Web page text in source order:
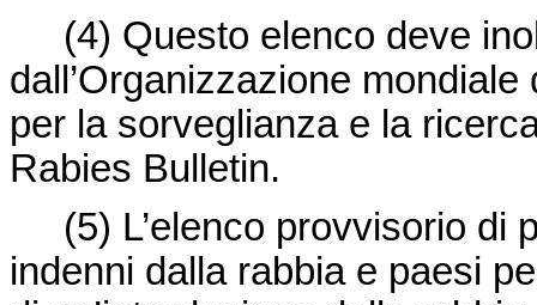
(4) Questo elenco deve
dall’Organizzazione
per la sorveglianza e la
Rabies Bulletin.
(5) L’elenco provvisorio di
indenni dalla rabbia e paesi